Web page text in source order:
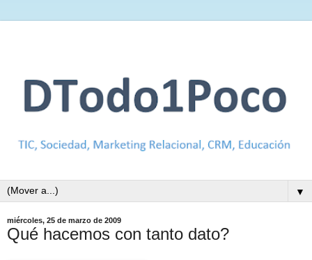
▼
miércoles, 25 de marzo de 2009
Qué hacemos con tanto dato?